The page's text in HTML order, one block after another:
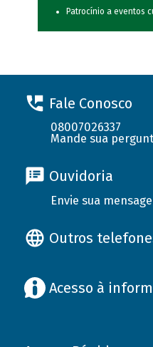
Patrocínio a eventos
Fale Conosco
08007026337
Mande sua
Ouvidoria
Envie sua
Outros
Acesso à